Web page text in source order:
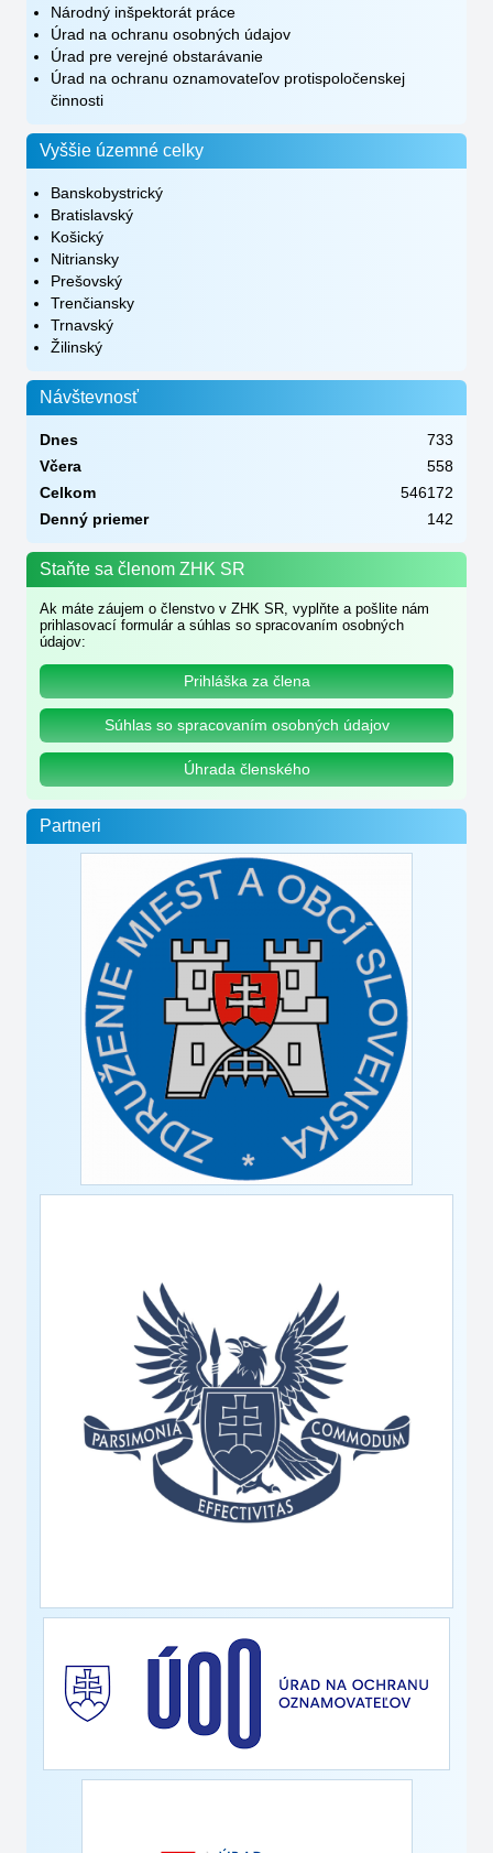
Národný inšpektorát práce
Úrad na ochranu osobných údajov
Úrad pre verejné obstarávanie
Úrad na ochranu oznamovateľov protispoločenskej
činnosti
Vyššie územné celky
Banskobystrický
Bratislavský
Košický
Nitriansky
Prešovský
Trenčiansky
Trnavský
Žilinský
Návštevnosť
Dnes
733
Včera
558
Celkom
546172
Denný priemer
142
Staňte sa členom ZHK SR
Ak máte záujem o členstvo v ZHK SR, vyplňte a pošlite nám
prihlasovací formulár a súhlas so spracovaním osobných
údajov:
Prihláška za člena
Súhlas so spracovaním osobných údajov
Úhrada členského
Partneri